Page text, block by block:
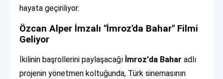
hayata geçiriliyor.
Özcan Alper İmzalı "İmroz'da Bahar" Filmi
Geliyor
İkilinin başrollerini paylaşacağı İmroz'da Bahar adlı
projenin yönetmen koltuğunda, Türk sinemasının